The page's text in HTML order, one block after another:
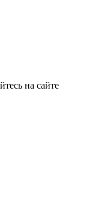
на сайте